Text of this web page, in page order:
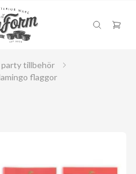
party tillbehör
flaggor